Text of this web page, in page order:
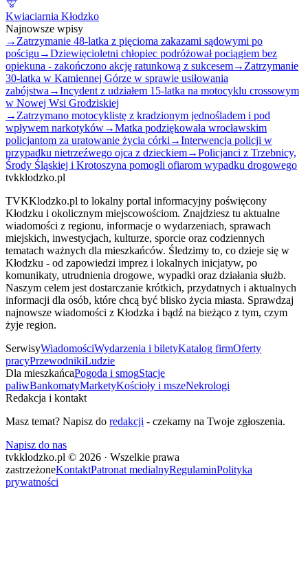
Kwiaciarnia Kłodzko
Najnowsze wpisy
→ Zatrzymanie 48-latka z pięcioma zakazami sądowymi po
pościgu →Dziewięcioletni chłopiec podróżował pociągiem bez
opiekuna - zakończono akcję ratunkową z sukcesem→ Zatrzymanie
30-latka w Kamiennej Górze w sprawie usiłowania
zabójstwa →Incydent z udziałem 15-latka na motocyklu crossowym
w Nowej Wsi Grodziskiej
→ Zatrzymano motocyklistę z kradzionym jednośladem i pod
wpływem narkotyków→Matka podziękowała wrocławskim
policjantom za uratowanie życia córki →Interwencja policji w
przypadku nietrzeźwego ojca z dzieckiem→Policjanci z Trzebnicy,
Środy Śląskiej i Krotoszyna pomogli ofiarom wypadku drogowego
tvkklodzko.pl
TVKKlodzko.pl to lokalny portal informacyjny poświęcony
Kłodzku i okolicznym miejscowościom. Znajdziesz tu aktualne
wiadomości z regionu, informacje o wydarzeniach, sprawach
miejskich, inwestycjach, kulturze, sporcie oraz codziennych
tematach ważnych dla mieszkańców. Śledzimy to, co dzieje się w
Kłodzku - od zapowiedzi imprez i lokalnych inicjatyw, po
komunikaty, utrudnienia drogowe, wypadki oraz działania służb.
Naszym celem jest dostarczanie krótkich, przydatnych i aktualnych
informacji dla osób, które chcą być blisko życia miasta. Sprawdzaj
najnowsze wiadomości z Kłodzka i bądź na bieżąco z tym, czym
żyje region.
SerwisyWiadomościWydarzenia i biletyKatalog firmOferty
pracyPrzewodnikiLudzie
Dla mieszkańcaPogoda i smogStacje
paliwBankomatyMarketyKościoły i mszeNekrologi
Redakcja i kontakt
Masz temat? Napisz do redakcji - czekamy na Twoje zgłoszenia.
Napisz do nas
tvkklodzko.pl © 2026 · Wszelkie prawa
zastrzeżoneKontaktPatronat medialnyRegulaminPolityka
prywatności